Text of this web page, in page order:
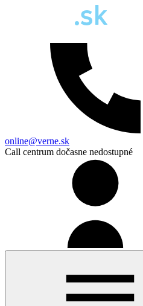
online@verne.sk
Call centrum dočasne nedostupné